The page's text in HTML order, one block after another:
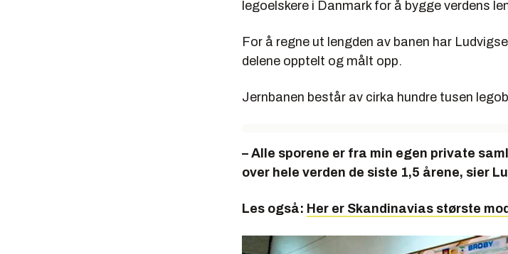
legoelskere i Danmark for å bygge verdens
For å regne ut lengden av banen har
delene opptelt og målt opp.
Jernbanen består av cirka hundre tusen
– Alle sporene er fra min egen private
over hele verden de siste 1,5 årene, sier
Les også: Her er Skandinavias største